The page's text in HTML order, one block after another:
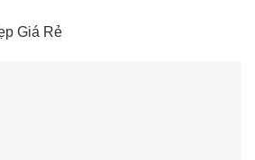
Giá Rẻ